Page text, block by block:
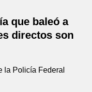
que baleó a
directos son